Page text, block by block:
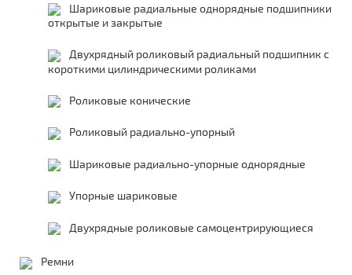
Шариковые радиальные однорядные подшипники
открытые и закрытые
Двухрядный роликовый радиальный подшипник с
короткими цилиндрическими роликами
Роликовые конические
Роликовый радиально-упорный
Шариковые радиально-упорные однорядные
Упорные шариковые
Двухрядные роликовые самоцентрирующиеся
Ремни